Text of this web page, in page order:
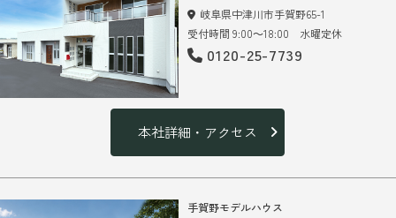
岐阜県中津川市手賀野65-1
受付時間 9:00～18:00 水曜定休
0120-25-7739
本社詳細・アクセス
手賀野モデルハウス